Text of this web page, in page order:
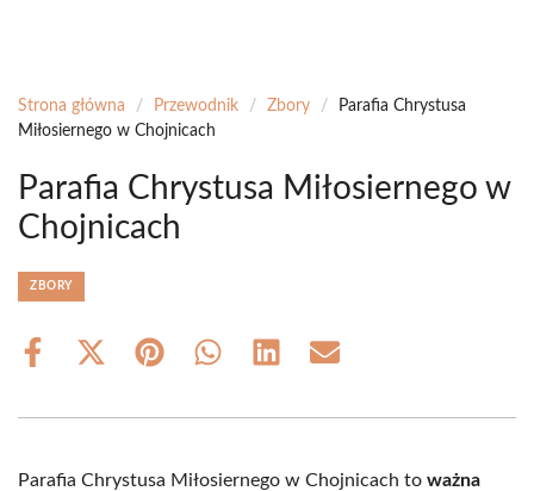
Strona główna / Przewodnik / Zbory /
Parafia Chrystusa
Miłosiernego w Chojnicach
Parafia Chrystusa Miłosiernego w
Chojnicach
ZBORY
Share
Share
(Twitter)
Share Share Share Share
Parafia Chrystusa Miłosiernego w Chojnicach to ważna